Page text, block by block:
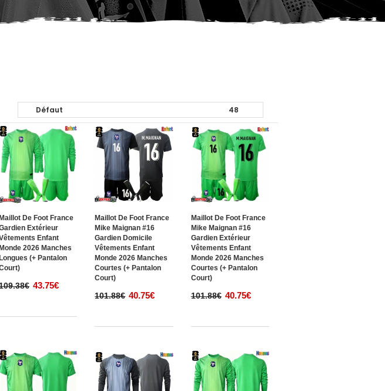
Maillot De Foot France
Extérieur
Enfant
Monde 2026 Manches
Longues (+ Pantalon
43.75€
Maillot De Foot France
Mike Maignan #16
Gardien Domicile
Vêtements Enfant
Monde 2026 Manches
Courtes (+ Pantalon
Court)
101.88€ 40.75€
Maillot De Foot France
Mike Maignan #16
Gardien Extérieur
Vêtements Enfant
Monde 2026 Manches
Courtes (+ Pantalon
Court)
101.88€ 40.75€